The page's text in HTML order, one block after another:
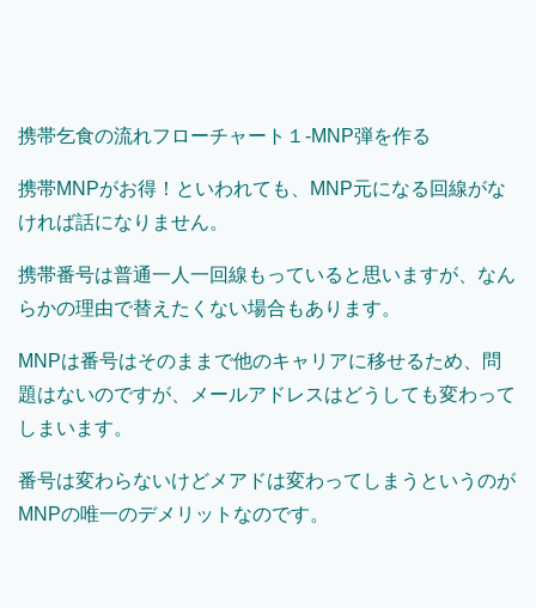
携帯乞食の流れフローチャート１-MNP弾を作る
携帯MNPがお得！といわれても、MNP元になる回線がな
ければ話になりません。
携帯番号は普通一人一回線もっていると思いますが、なん
らかの理由で替えたくない場合もあります。
MNPは番号はそのままで他のキャリアに移せるため、問
題はないのですが、メールアドレスはどうしても変わって
しまいます。
番号は変わらないけどメアドは変わってしまうというのが
MNPの唯一のデメリットなのです。